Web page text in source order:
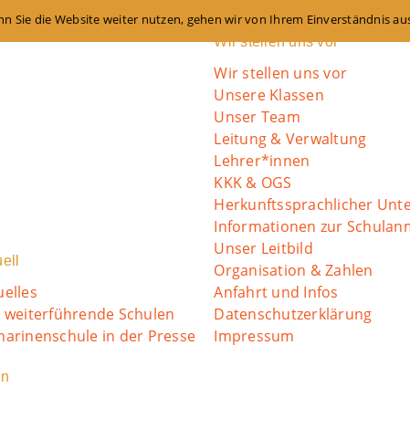
weiterführende Schulen
in der Presse
Wir stellen uns vor
Wir stellen uns vor
Unsere Klassen
Unser Team
Leitung & Verwaltung
Lehrer*innen
KKK & OGS
Herkunftssprachlicher
Informationen zur
Unser Leitbild
Organisation & Zahlen
Anfahrt und Infos
Datenschutzerklärung
Impressum
Sie die Website weiter nutzen, gehen wir von Ihrem Einverständnis